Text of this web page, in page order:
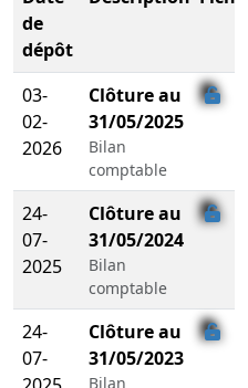
de
dépôt
03-
02-
2026
Clôture au
31/05/2025
Bilan
comptable
24-
07-
2025
Clôture au
31/05/2024
Bilan
comptable
24-
07-
Clôture au
31/05/2023
Bilan